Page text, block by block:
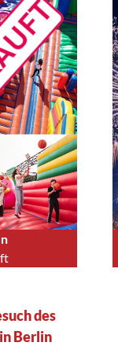
16,00 €
des
Berlin